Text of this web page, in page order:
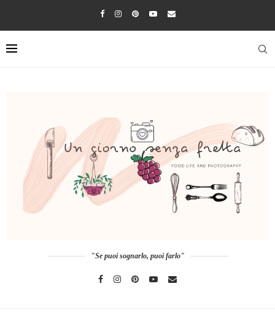
"Se puoi sognarlo, puoi farlo"